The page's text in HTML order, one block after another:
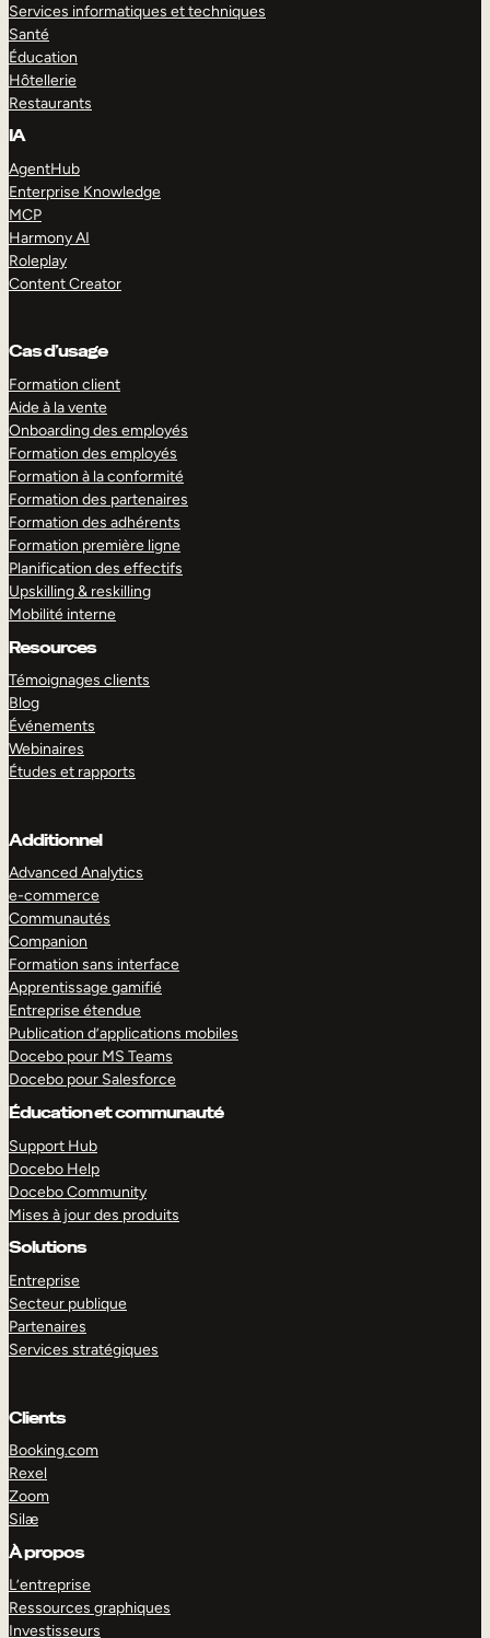
Services informatiques et techniques
Santé
Éducation
Hôtellerie
Restaurants
IA
AgentHub
Enterprise Knowledge
MCP
Harmony AI
Roleplay
Content Creator
Cas d’usage
Formation client
Aide à la vente
Onboarding des employés
Formation des employés
Formation à la conformité
Formation des partenaires
Formation des adhérents
Formation première ligne
Planification des effectifs
Upskilling & reskilling
Mobilité interne
Resources
Témoignages clients
Blog
Événements
Webinaires
Études et rapports
Additionnel
Advanced Analytics
e-commerce
Communautés
Companion
Formation sans interface
Apprentissage gamifié
Entreprise étendue
Publication d’applications mobiles
Docebo pour MS Teams
Docebo pour Salesforce
Éducation et communauté
Support Hub
Docebo Help
Docebo Community
Mises à jour des produits
Solutions
Entreprise
Secteur publique
Partenaires
Services stratégiques
Clients
Booking.com
Rexel
Zoom
Silæ
À propos
L’entreprise
Ressources graphiques
Investisseurs